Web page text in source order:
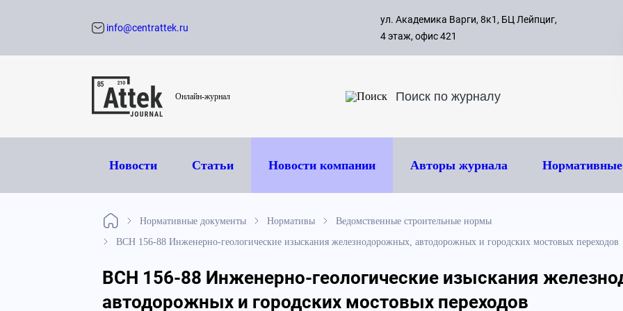
с 09:00
8 495
info@centrattek.ru
ул. Академика Варги, 8к1, БЦ Лейпциг,
4 этаж, офис 421
Онлайн-журнал
Новости Статьи Новости компании Авторы журнала
Нормативные документы Нормативы
Ведомственные строительные нормы
ВСН 156-88 Инженерно-геологические изыскания железнодорожных, автодорожных и городских мостовых переходов
ВСН 156-88 Инженерно-геологические изыскания
автодорожных и городских мостовых переходов